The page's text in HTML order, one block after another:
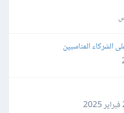
الشركاء المناسبين